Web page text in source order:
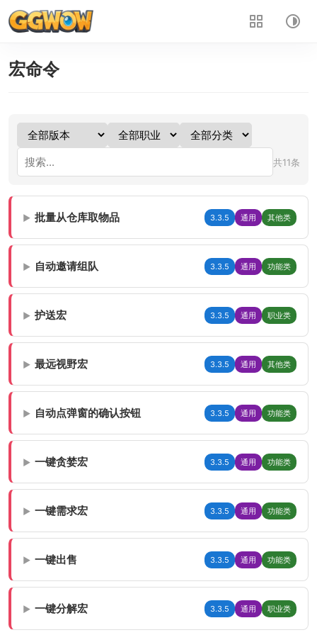
宏命令
共11条
▶ 批量从仓库取物品 3.3.5 通用 其他类
▶ 自动邀请组队 3.3.5 通用 功能类
▶ 护送宏 3.3.5 通用 职业类
▶ 最远视野宏 3.3.5 通用 其他类
▶ 自动点弹窗的确认按钮 3.3.5 通用 功能类
▶ 一键贪婪宏 3.3.5 通用 功能类
▶ 一键需求宏 3.3.5 通用 功能类
▶ 一键出售 3.3.5 通用 功能类
▶ 一键分解宏 3.3.5 通用 职业类